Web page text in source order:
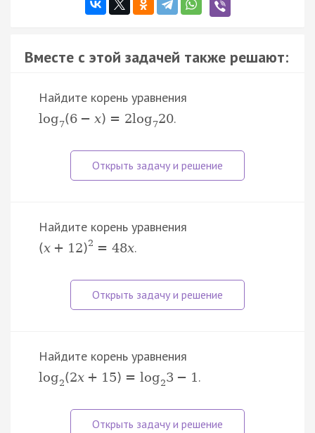
Вместе с этой задачей также решают:
Найдите корень уравнения
log7(6 − x) = 2log720.
Найдите корень уравнения
(x + 12)2 = 48x.
Найдите корень уравнения
log2(2x + 15) = log23 − 1 .